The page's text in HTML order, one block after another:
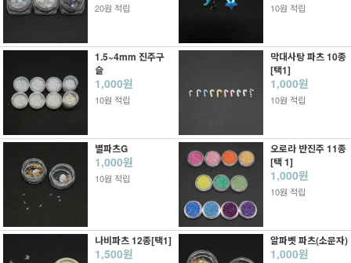
20원 적립 10원 적립
1.5~4mm 진주구
슬
1,000원
10원 적립
막대사탕 파츠 10종
[택1]
1,000원
10원 적립
별파츠G
1,000원
10원 적립
오로라 반진주 11종
[택 1]
1,000원
10원 적립
나비파츠 12종[택1]
1,500원
알파벳 파츠(소문자)
1,000원